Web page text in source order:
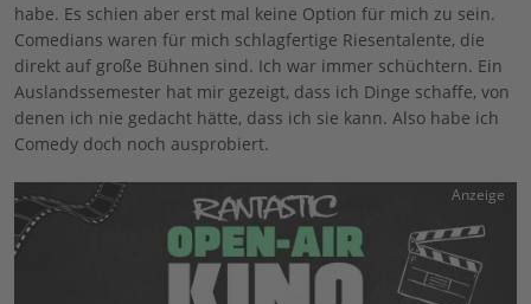
habe. Es schien aber erst mal keine Option für mich zu sein.
Comedians waren für mich schlagfertige Riesentalente, die
direkt auf große Bühnen sind. Ich war immer schüchtern. Ein
Auslandssemester hat mir gezeigt, dass ich Dinge schaffe, von
denen ich nie gedacht hätte, dass ich sie kann. Also habe ich
Comedy doch noch ausprobiert.
Anzeige